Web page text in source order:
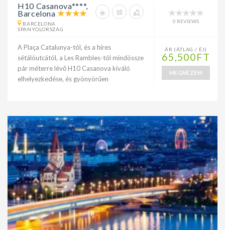
H10 Casanova****,
Barcelona
BARCELONA
SPANYOLORSZÁG
0 REVIEWS
A Plaça Catalunya-tól, és a híres
sétálóutcától, a Les Rambles-tól mindössze
pár méterre lévő H10 Casanova kiváló
elhelyezkedése, és gyönyörűen
ÁR (ÁTLAG / ÉJ)
65,500FT
MEGNÉZEM